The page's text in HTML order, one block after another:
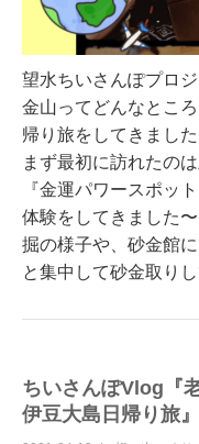
望水ちいさんぽプロ
金山ってどんなとこ
帰り旅をしてきまし
まず最初に訪れたの
『金運パワースポッ
体験をしてきました
掘の様子や、砂金館
と集中して砂金取り
ちいさんぽVlog『
伊豆大島日帰り旅』